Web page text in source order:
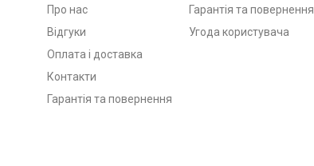
Про нас
Відгуки
Оплата і доставка
Контакти
Гарантія та повернення
Гарантія та повернення
Угода користувача